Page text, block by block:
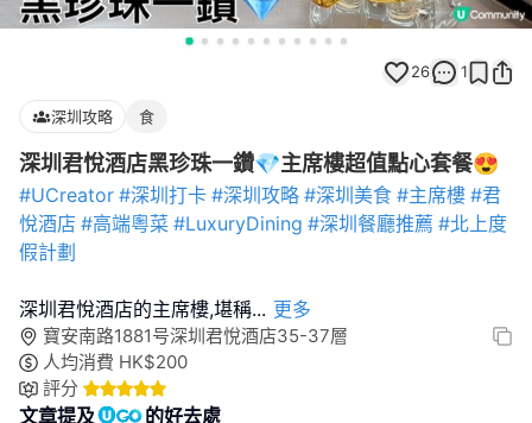
26 1
深圳攻略 食
深圳君悅酒店黑珍珠一鑽💎主席樓超值點心套餐😍
#UCreator #深圳打卡 #深圳攻略 #深圳美食 #主席樓 #君
悅酒店 #高端粵菜 #LuxuryDining #深圳餐廳推薦 #北上度
假計劃
深圳君悅酒店的主席樓,堪稱... 更多
寶安南路1881号深圳君悅酒店35-37層
人均消費 HK$200
評分
文章提及 的好去處